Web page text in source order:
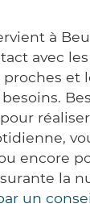
à
avec
proches et
encore
la
un